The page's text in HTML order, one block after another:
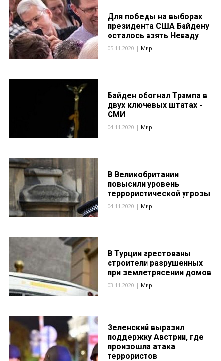
Для победы на выборах
президента США Байдену
осталось взять Неваду
05.11.2020 | Мир
Байден обогнал Трампа в
двух ключевых штатах -
СМИ
04.11.2020 | Мир
В Великобритании
повысили уровень
террористической угрозы
04.11.2020 | Мир
В Турции арестованы
строители разрушенных
при землетрясении домов
03.11.2020 | Мир
Зеленский выразил
поддержку Австрии, где
произошла атака
террористов